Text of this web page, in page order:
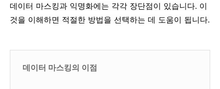
데이터 마스킹과 익명화에는 각각 장단점이 있습니다. 이
것을 이해하면 적절한 방법을 선택하는 데 도움이 됩니다.
데이터 마스킹의 이점